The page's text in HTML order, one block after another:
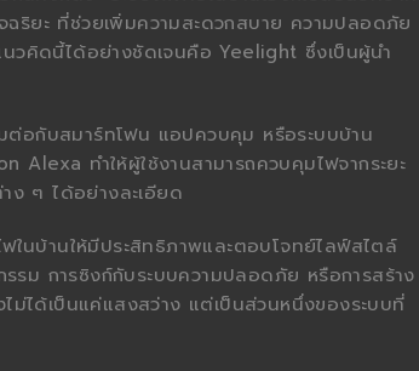
ริยะ ที่ช่วยเพิ่มความสะดวกสบาย ความปลอดภัย
วคิดนี้ได้อย่างชัดเจนคือ Yeelight ซึ่งเป็นผู้นำ
ต่อกับสมาร์ทโฟน แอปควบคุม หรือระบบบ้าน
ทำให้ผู้ใช้งานสามารถควบคุมไฟจากระยะ
ง ๆ ได้อย่างละเอียด
ในบ้านให้มีประสิทธิภาพและตอบโจทย์ไลฟ์สไตล์
รรม การซิงก์กับระบบความปลอดภัย หรือการสร้าง
ม่ได้เป็นแค่แสงสว่าง แต่เป็นส่วนหนึ่งของระบบที่